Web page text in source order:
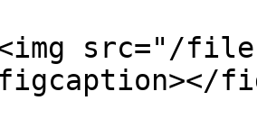
src="/files/